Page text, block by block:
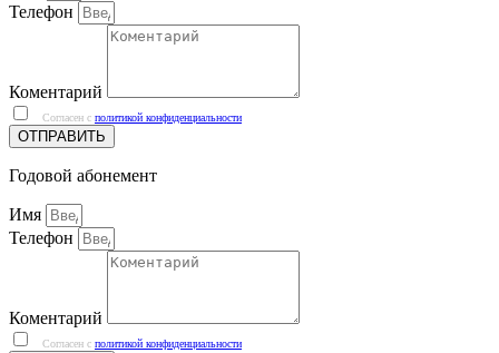
Телефон
Коментарий
Согласен с политикой конфиденциальности
ОТПРАВИТЬ
Годовой абонемент
Имя
Телефон
Коментарий
Согласен с политикой конфиденциальности